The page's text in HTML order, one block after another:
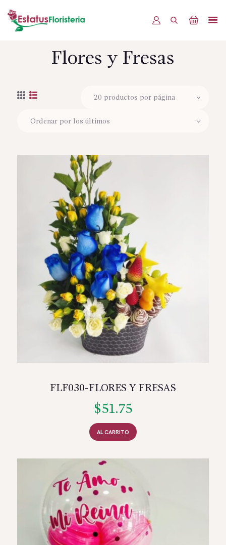
Flores y Fresas
INICIO
OFERTAS
CONTÁCTENOS
FLF030-FLORES Y FRESAS
$51.75
AL CARRITO